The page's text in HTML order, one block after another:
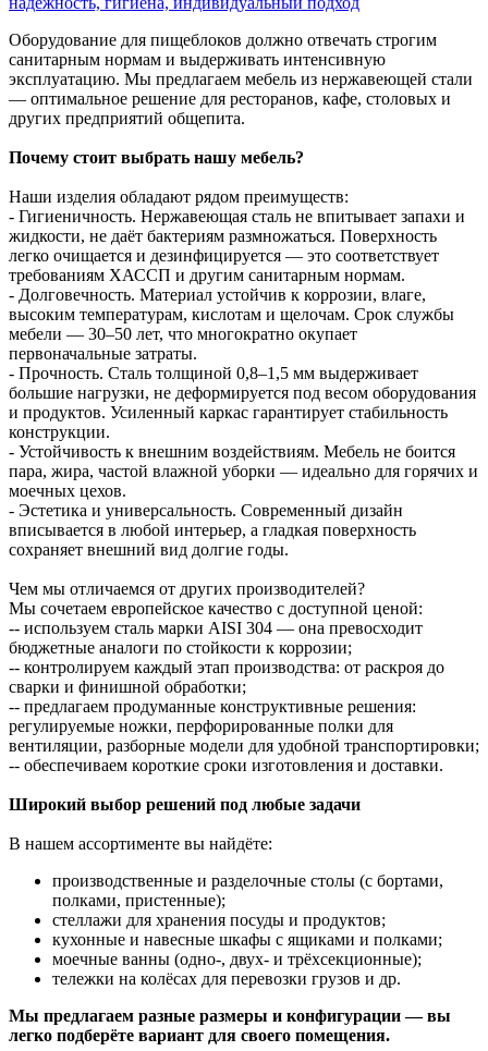
Оборудование для пищеблоков должно отвечать строгим
санитарным нормам и выдерживать интенсивную
эксплуатацию. Мы предлагаем мебель из нержавеющей стали
— оптимальное решение для ресторанов, кафе, столовых и
других предприятий общепита.
Почему стоит выбрать нашу мебель?
Наши изделия обладают рядом преимуществ:
- Гигиеничность. Нержавеющая сталь не впитывает запахи и
жидкости, не даёт бактериям размножаться. Поверхность
легко очищается и дезинфицируется — это соответствует
требованиям ХАССП и другим санитарным нормам.
- Долговечность. Материал устойчив к коррозии, влаге,
высоким температурам, кислотам и щелочам. Срок службы
мебели — 30–50 лет, что многократно окупает
первоначальные затраты.
- Прочность. Сталь толщиной 0,8–1,5 мм выдерживает
большие нагрузки, не деформируется под весом оборудования
и продуктов. Усиленный каркас гарантирует стабильность
конструкции.
- Устойчивость к внешним воздействиям. Мебель не боится
пара, жира, частой влажной уборки — идеально для горячих и
моечных цехов.
- Эстетика и универсальность. Современный дизайн
вписывается в любой интерьер, а гладкая поверхность
сохраняет внешний вид долгие годы.
Чем мы отличаемся от других производителей?
Мы сочетаем европейское качество с доступной ценой:
-- используем сталь марки AISI 304 — она превосходит
бюджетные аналоги по стойкости к коррозии;
-- контролируем каждый этап производства: от раскроя до
сварки и финишной обработки;
-- предлагаем продуманные конструктивные решения:
регулируемые ножки, перфорированные полки для
вентиляции, разборные модели для удобной транспортировки;
-- обеспечиваем короткие сроки изготовления и доставки.
Широкий выбор решений под любые задачи
В нашем ассортименте вы найдёте:
производственные и разделочные столы (с бортами,
полками, пристенные);
стеллажи для хранения посуды и продуктов;
кухонные и навесные шкафы с ящиками и полками;
моечные ванны (одно-, двух- и трёхсекционные);
тележки на колёсах для перевозки грузов и др.
Мы предлагаем разные размеры и конфигурации — вы
легко подберёте вариант для своего помещения.